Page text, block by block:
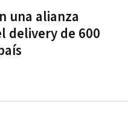
una alianza
delivery de 600